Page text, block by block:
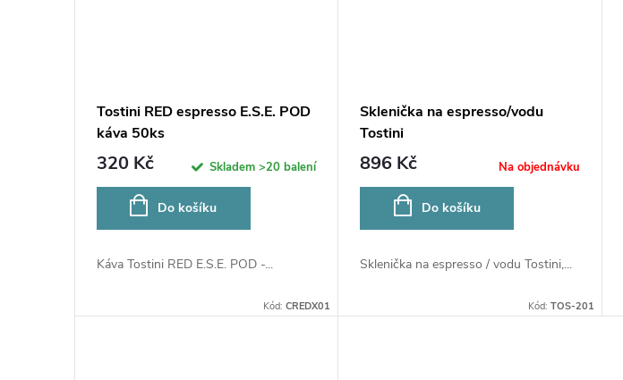
Tostini RED espresso E.S.E. POD
káva 50ks
320 Kč Skladem>20 balení
Do košíku
Káva Tostini RED E.S.E. POD -...
Kód:CREDX01
Sklenička na espresso/vodu
Tostini
896 Kč Na objednávku
Do košíku
Sklenička na espresso / vodu Tostini,...
Kód: TOS-201